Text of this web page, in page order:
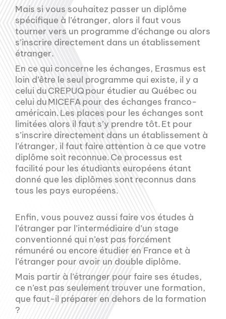
Mais si vous souhaitez passer un diplôme
spécifique à l’étranger, alors il faut vous
tourner vers un programme d’échange ou alors
s’inscrire directement dans un établissement
étranger.
En ce qui concerne les échanges, Erasmus est
loin d’être le seul programme qui existe, il y a
celui du CREPUQ pour étudier au Québec ou
celui du MICEFA pour des échanges franco-
américain. Les places pour les échanges sont
limitées alors il faut s’y prendre tôt. Et pour
s’inscrire directement dans un établissement à
l’étranger, il faut faire attention à ce que votre
diplôme soit reconnue. Ce processus est
facilité pour les étudiants européens étant
donné que les diplômes sont reconnus dans
tous les pays européens.
Enfin, vous pouvez aussi faire vos études à
l’étranger par l’intermédiaire d’un stage
conventionné qui n’est pas forcément
rémunéré ou encore étudier en France et à
l’étranger pour avoir un double diplôme.
Mais partir à l’étranger pour faire ses études,
ce n’est pas seulement trouver une formation,
que faut-il préparer en dehors de la formation
?